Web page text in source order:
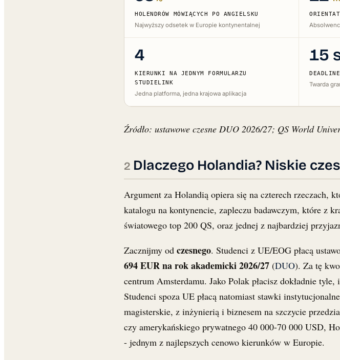
Aplikacje · 15 min · 16 771 wyświetleń — od założenia konta, przez essay, po złożenie aplikacji.
Need-blind vs Need-aware dla Polaków
Stypendia · 10 min · 9 432 wyświetleń — jak polityka finansowa uczelni wpływa na Twoje szanse.
HOLENDRÓW MÓWIĄCYCH PO ANGIELSKU
Najwyższy odsetek w Europie kontynentalnej
4
KIERUNKI NA JEDNYM FORMULARZU
STUDIELINK
Jedna platforma, jedna krajowa aplikacja
15
Twarda
Źródło: ustawowe czesne DUO 2026/27; QS World
Dlaczego Holandia? Niskie
Argument za Holandią opiera się na czterech rzeczach,
katalogu na kontynencie, zapleczu badawczym, które z
światowego top 200 QS, oraz jednej z najbardziej
Zacznijmy od czesnego. Studenci z UE/EOG płacą
694 EUR na rok akademicki 2026/27 (DUO). Za tę
centrum Amsterdamu. Jako Polak płacisz dokładnie
Studenci spoza UE płacą natomiast stawki
magisterskie, z inżynierią i biznesem na szczycie
czy amerykańskiego prywatnego 40 000-70 000 USD,
- jednym z najlepszych cenowo kierunków w Europie.